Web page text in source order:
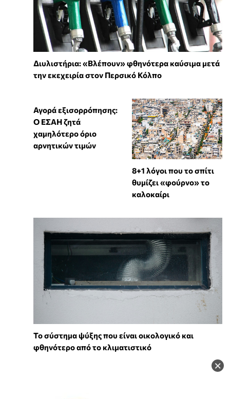
×
Διυλιστήρια: «Βλέπουν» φθηνότερα καύσιμα μετά
την εκεχειρία στον Περσικό Κόλπο
Αγορά εξισορρόπησης:
Ο ΕΣΑΗ ζητά
χαμηλότερο όριο
αρνητικών τιμών
8+1 λόγοι που το σπίτι
θυμίζει «φούρνο» το
καλοκαίρι
Το σύστημα ψύξης που είναι οικολογικό και
φθηνότερο από το κλιματιστικό